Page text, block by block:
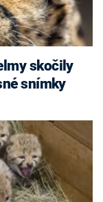
skočily
snímky